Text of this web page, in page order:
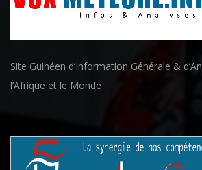
Site Guinéen d’Information Générale &
l’Afrique et le Monde